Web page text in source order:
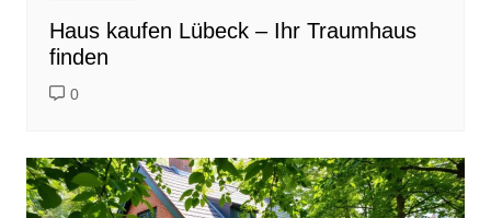
Haus kaufen Lübeck – Ihr Traumhaus
finden
0